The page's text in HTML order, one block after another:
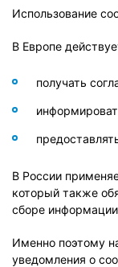
Использование
В Европе
получать
В России
который также
сборе
Именно поэтому
уведомления о